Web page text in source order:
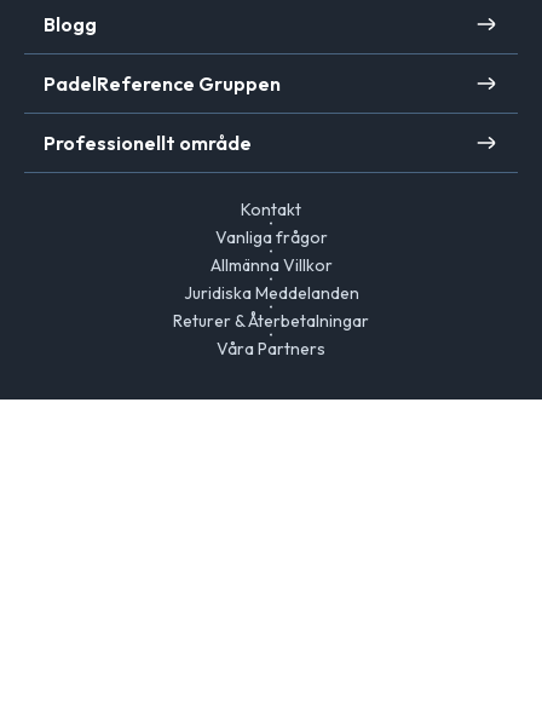
Blogg
PadelReference Gruppen
Professionellt område
Kontakt
Vanliga frågor
Allmänna Villkor
Juridiska Meddelanden
Returer & Återbetalningar
Våra Partners